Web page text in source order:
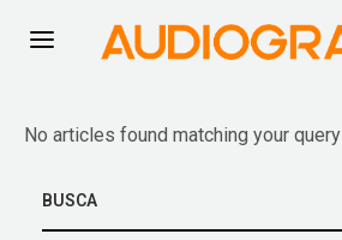
No articles found matching your query
BUSCA